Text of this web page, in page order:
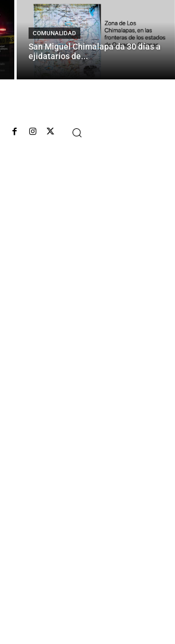
COMUNALIDAD
San Miguel Chimalapa da 30 días a
ejidatarios de...